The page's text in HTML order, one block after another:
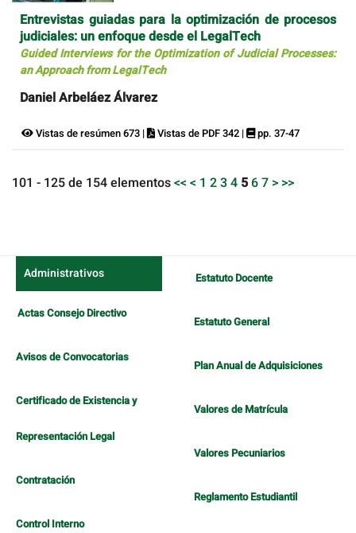
Entrevistas guiadas para la optimización de procesos
judiciales: un enfoque desde el LegalTech
Guided Interviews for the Optimization of Judicial Processes:
an Approach from LegalTech
Daniel Arbeláez Álvarez
Vistas de resúmen 673 | Vistas de PDF 342 | pp. 37-47
101 - 125 de 154 elementos<< < 1 234 567 > >>
Administrativos
Actas Consejo Directivo
Avisos de Convocatorias
Certificado de Existencia y
Representación Legal
Contratación
Control Interno
Estatuto Docente
Estatuto General
Plan Anual de Adquisiciones
Valores de Matrícula
Valores Pecuniarios
Reglamento Estudiantil